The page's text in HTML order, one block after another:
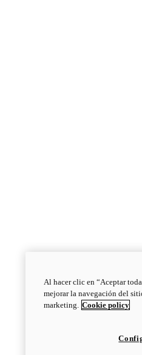
Al hacer clic en “Aceptar
mejorar la navegación del
marketing. Cookie policy